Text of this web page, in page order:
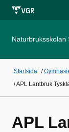
Naturbruksskolan
Startsida /
/APL Lantbruk
APL